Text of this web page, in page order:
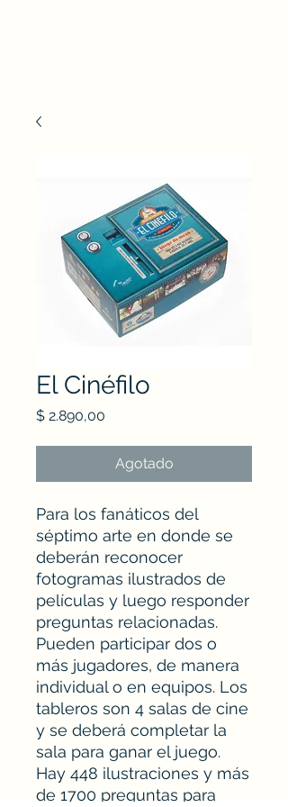
El Cinéfilo
$ 2.890,00
Agotado
Para los fanáticos del
séptimo arte en donde se
deberán reconocer
fotogramas ilustrados de
películas y luego responder
preguntas relacionadas.
Pueden participar dos o
más jugadores, de manera
individual o en equipos. Los
tableros son 4 salas de cine
y se deberá completar la
sala para ganar el juego.
Hay 448 ilustraciones y más
de 1700 preguntas para